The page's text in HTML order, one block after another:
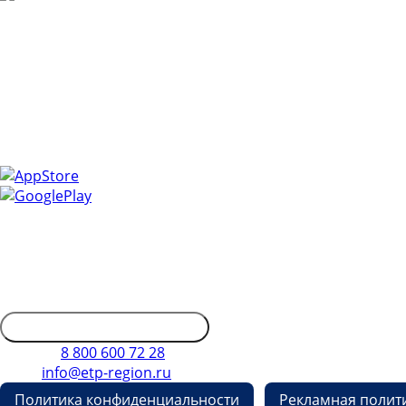
8 800 600 72 28
info@etp-region.ru
Политика конфиденциальности
Рекламная